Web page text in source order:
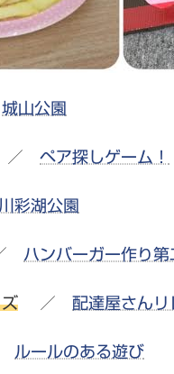
城山公園
ペア探しゲーム！
彩湖公園
ハンバーガー作り第
／ 配達屋さんリ
ルールのある遊び